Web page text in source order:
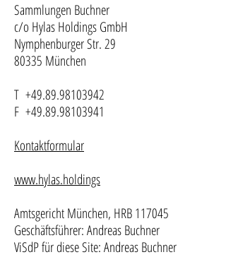
Sammlungen Buchner
c/o Hylas Holdings GmbH
Nymphenburger Str. 29
80335 München
T +49.89.98103942
F +49.89.98103941
Kontaktformular
www.hylas.holdings
Amtsgericht München, HRB 117045
Geschäftsführer: Andreas Buchner
ViSdP für diese Site: Andreas Buchner